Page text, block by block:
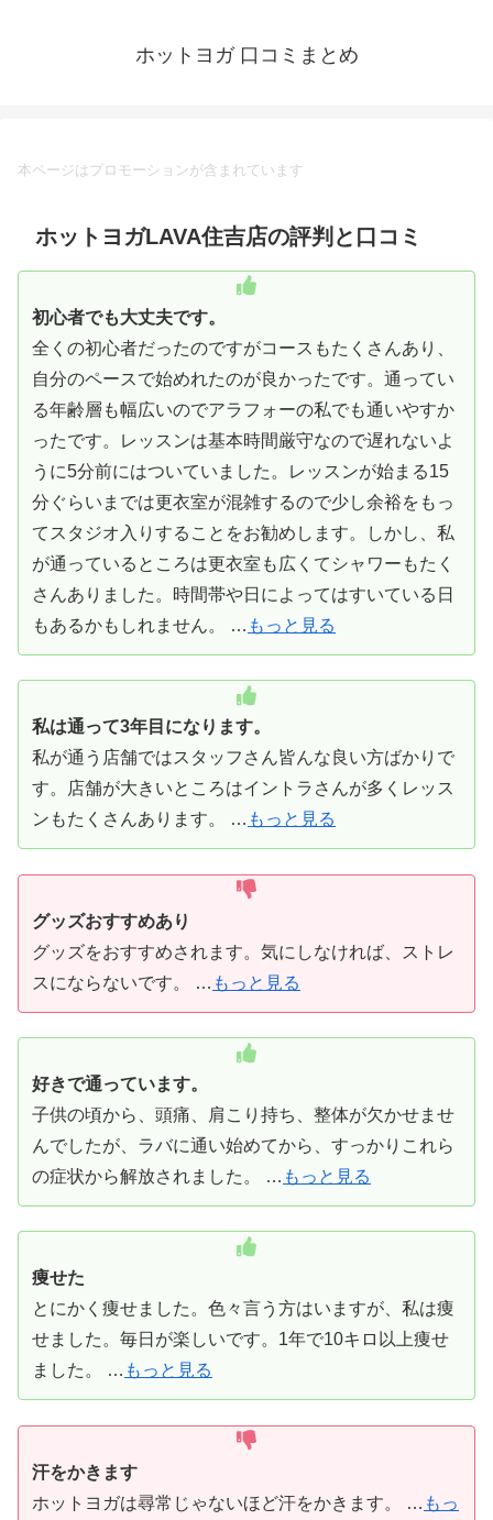
ホットヨガ 口コミまとめ
本ページはプロモーションが含まれています
ホットヨガLAVA住吉店の評判と口コミ
初心者でも大丈夫です。
全くの初心者だったのですがコースもたくさんあり、
自分のペースで始めれたのが良かったです。通ってい
る年齢層も幅広いのでアラフォーの私でも通いやすか
ったです。レッスンは基本時間厳守なので遅れないよ
うに5分前にはついていました。レッスンが始まる15
分ぐらいまでは更衣室が混雑するので少し余裕をもっ
てスタジオ入りすることをお勧めします。しかし、私
が通っているところは更衣室も広くてシャワーもたく
さんありました。時間帯や日によってはすいている日
もあるかもしれません。 … もっと見る
私は通って3年目になります。
私が通う店舗ではスタッフさん皆んな良い方ばかりで
す。店舗が大きいところはイントラさんが多くレッス
ンもたくさんあります。 … もっと見る
グッズおすすめあり
グッズをおすすめされます。気にしなければ、ストレ
スにならないです。 … もっと見る
好きで通っています。
子供の頃から、頭痛、肩こり持ち、整体が欠かせませ
んでしたが、ラバに通い始めてから、すっかりこれら
の症状から解放されました。 … もっと見る
痩せた
とにかく痩せました。色々言う方はいますが、私は痩
せました。毎日が楽しいです。1年で10キロ以上痩せ
ました。 … もっと見る
汗をかきます
ホットヨガは尋常じゃないほど汗をかきます。 … もっ